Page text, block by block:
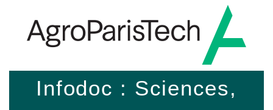
Infodoc : Sciences,